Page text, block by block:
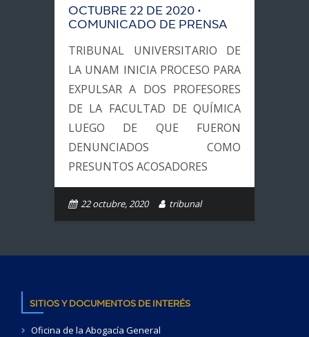
OCTUBRE 22 DE 2020 •
COMUNICADO DE PRENSA
TRIBUNAL UNIVERSITARIO DE
LA UNAM INICIA PROCESO PARA
EXPULSAR A DOS PROFESORES
DE LA FACULTAD DE QUÍMICA
LUEGO DE QUE FUERON
DENUNCIADOS COMO
PRESUNTOS ACOSADORES
22 octubre, 2020 tribunal
SITIOS Y DOCUMENTOS DE INTERÉS
Oficina de la Abogacía General